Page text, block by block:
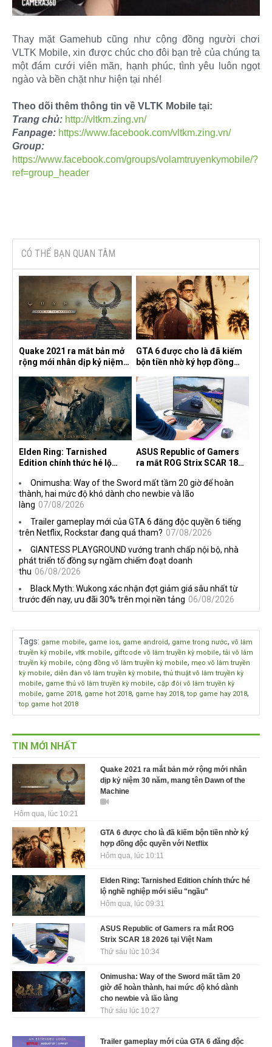
Thay mặt Gamehub cũng như cộng đồng người chơi
VLTK Mobile, xin được chúc cho đôi bạn trẻ của chúng ta
một đám cưới viên mãn, hạnh phúc, tình yêu luôn ngọt
ngào và bền chặt như hiện tại nhé!
Theo dõi thêm thông tin về VLTK Mobile tại:
Trang chủ: http://vltkm.zing.vn/
Fanpage: https://www.facebook.com/vltkm.zing.vn/
Group:
https://www.facebook.com/groups/volamtruyenkymobile/?
ref=group_header
CÓ THỂ BẠN QUAN TÂM
Quake 2021 ra mắt bản mở
rộng mới nhân dịp kỷ niệm
the Machine
GTA 6 được cho là đã kiếm
bộn tiền nhờ ký hợp đồng
Elden Ring: Tarnished
Edition chính thức hé lộ
ASUS Republic of Gamers
ra mắt ROG Strix SCAR 18
Onimusha: Way of the Sword mất tầm 20 giờ để hoàn
thành, hai mức độ khó dành cho newbie và lão
làng 07/08/2026
Trailer gameplay mới của GTA 6 đăng độc quyền 6 tiếng
trên Netflix, Rockstar đang quá tham? 07/08/2026
GIANTESS PLAYGROUND vướng tranh chấp nội bộ, nhà
phát triển tố đồng sự ngầm chiếm đoạt doanh
thu 06/08/2026
Black Myth: Wukong xác nhận đợt giảm giá sâu nhất từ
trước đến nay, ưu đãi 30% trên mọi nền tảng 06/08/2026
Tags: game mobile, game ios, game android, game trong nước, võ lâm
truyền kỳ mobile, vltk mobile, giftcode võ lâm truyền kỳ mobile, tải võ lâm
truyền kỳ mobile, cộng đồng võ lâm truyền kỳ mobile, mẹo võ lâm truyền
kỳ mobile, diễn đàn võ lâm truyền kỳ mobile, thủ thuật võ lâm truyền kỳ
mobile, game thủ võ lâm truyền kỳ mobile, cặp đôi võ lâm truyền kỳ
mobile, game 2018, game hot 2018, game hay 2018, top game hay 2018,
top game hot 2018
TIN MỚI NHẤT
Quake 2021 ra mắt bản mở rộng mới nhân
dịp kỷ niệm 30 năm, mang tên Dawn of the
Machine
Hôm qua, lúc 10:21
GTA 6 được cho là đã kiếm bộn tiền nhờ ký
hợp đồng độc quyền với Netflix
Hôm qua, lúc 10:11
Elden Ring: Tarnished Edition chính thức hé
lộ nghề nghiệp mới siêu "ngầu"
Hôm qua, lúc 09:31
ASUS Republic of Gamers ra mắt ROG
Strix SCAR 18 2026 tại Việt Nam
Thứ sáu lúc 10:34
Onimusha: Way of the Sword mất tầm 20
giờ để hoàn thành, hai mức độ khó dành
cho newbie và lão làng
Thứ sáu lúc 10:27
Trailer gameplay mới của GTA 6 đăng độc